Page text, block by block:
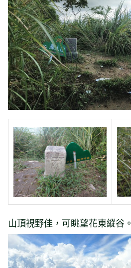
山頂視野佳，可眺望花東縱谷。